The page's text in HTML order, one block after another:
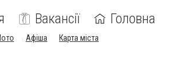
Вакансії Головна
Афіша Карта міста